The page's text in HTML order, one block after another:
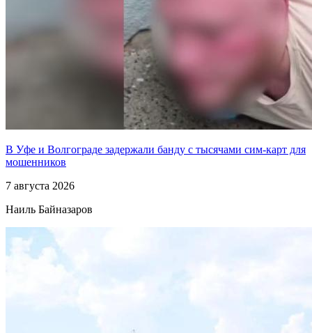
В Уфе и Волгограде задержали банду с тысячами сим-карт для
мошенников
7 августа 2026
Наиль Байназаров